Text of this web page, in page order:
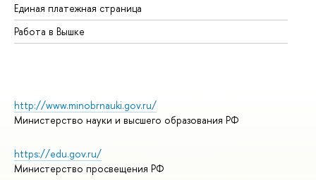
Единая платежная страница
Работа в Вышке
http://www.minobrnauki.gov.ru/
Министерство науки и высшего образования РФ
https://edu.gov.ru/
Министерство просвещения РФ